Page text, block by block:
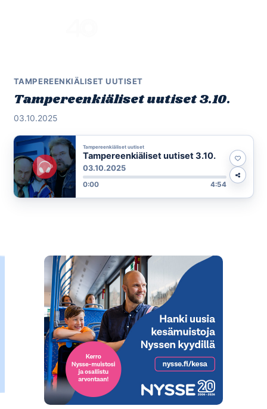
TAMPEREENKIÄLISET UUTISET
Tampereenkiäliset uutiset 3.10.
03.10.2025
Tampereenkiäliset uutiset
Tampereenkiäliset uutiset 3.10.
03.10.2025
0:00 4:54